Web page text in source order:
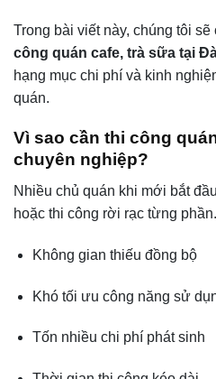
Trong bài viết này, chúng tôi
công quán cafe, trà sữa tại
hạng mục chi phí và kinh
quán.
Vì sao cần thi công
chuyên nghiệp?
Nhiều chủ quán khi mới bắt
hoặc thi công rời rạc từng
Không gian thiếu đồng bộ
Khó tối ưu công năng sử
Tốn nhiều chi phí phát sinh